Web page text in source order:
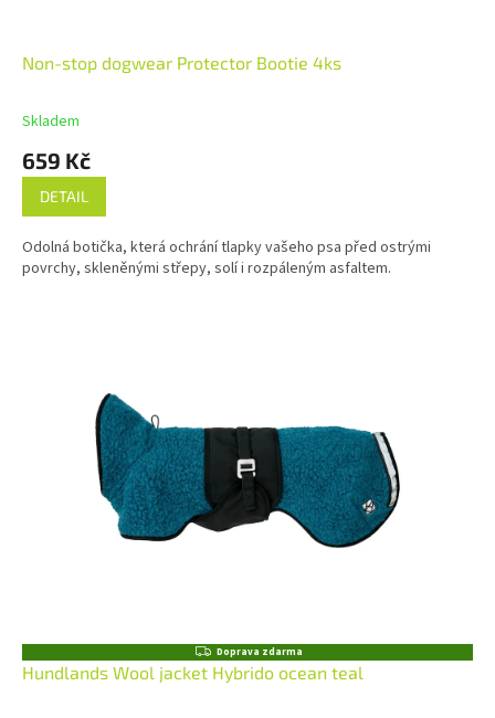
Non-stop dogwear Protector Bootie 4ks
Skladem
659 Kč
DETAIL
Odolná botička, která ochrání tlapky vašeho psa před ostrými
povrchy, skleněnými střepy, solí i rozpáleným asfaltem.
Z
D
A
Doprava zdarma
Hundlands Wool jacket Hybrido ocean teal